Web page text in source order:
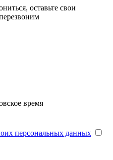
оставьте свои
время
персональных данных